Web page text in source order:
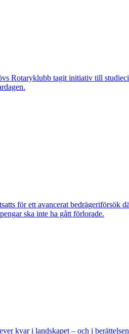
Rotaryklubb tagit initiativ till
för ett avancerat bedrägeriförsök
ska inte ha gått förlorade.
kvar i landskapet – och i